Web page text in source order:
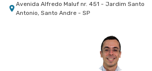
Avenida Alfredo Maluf nr. 451 - Jardim Santo
Antonio, Santo Andre - SP
Rua Jose de Melo nr. 180 - Vila Dora, Santo
Avenida Alvaro Guimaraes nr. 3033 - Assuncao,